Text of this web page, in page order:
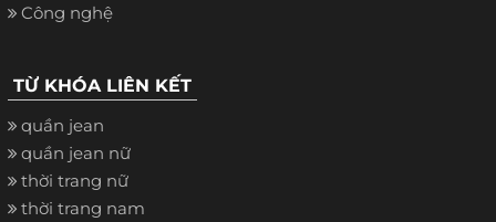
Công nghệ
TỪ KHÓA LIÊN KẾT
quần jean
quần jean nữ
thời trang nữ
thời trang nam